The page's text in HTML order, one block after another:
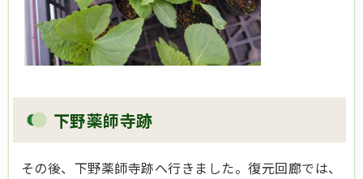
下野薬師寺跡
その後、下野薬師寺跡へ行きました。復元回廊では、